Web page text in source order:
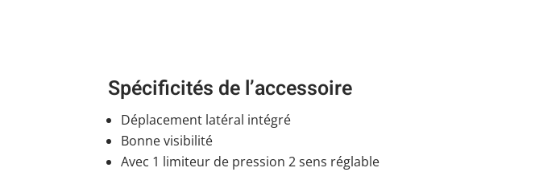
Spécificités de l’accessoire
Déplacement latéral intégré
Bonne visibilité
Avec 1 limiteur de pression 2 sens réglable